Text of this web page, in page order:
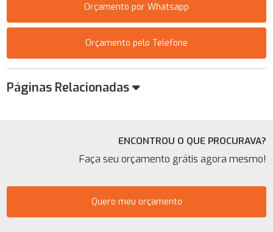
Orçamento por Whatsapp
Orçamento pelo Telefone
Páginas Relacionadas
ENCONTROU O QUE PROCURAVA?
Faça seu orçamento grátis agora mesmo!
Quero meu orçamento